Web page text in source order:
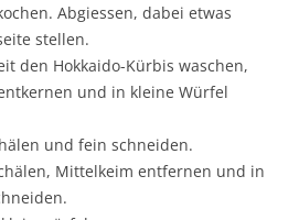
Abgiessen, dabei etwas
stellen.
den Hokkaido-Kürbis waschen,
und in kleine Würfel
und fein schneiden.
Mittelkeim entfernen und in